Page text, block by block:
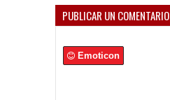
PUBLICAR UN COMENTARIO
Emoticon